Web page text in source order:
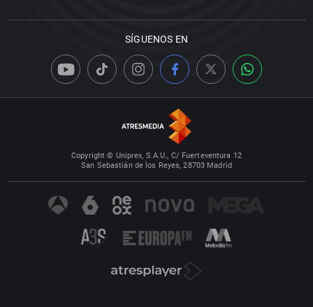
SÍGUENOS EN
Copyright © Uniprex, S.A.U., C/ Fuerteventura 12
San Sebastián de los Reyes, 28703 Madrid